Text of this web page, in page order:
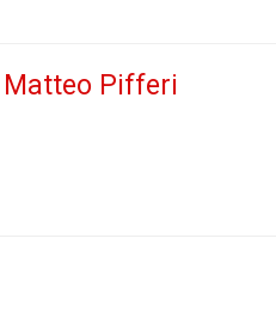
Matteo Pifferi